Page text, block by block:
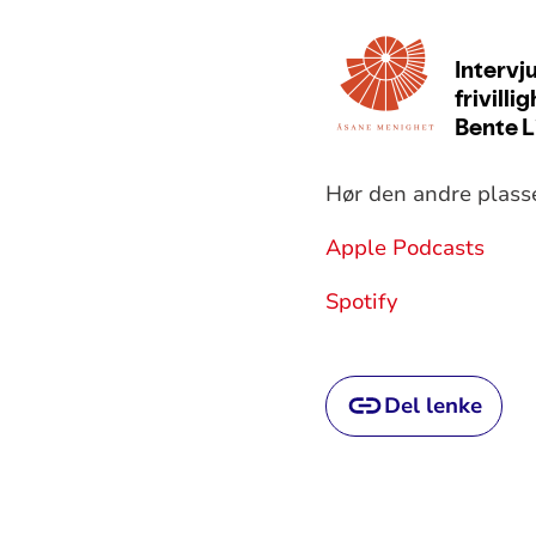
Hør den andre
Apple Podcasts
Spotify
Del lenke